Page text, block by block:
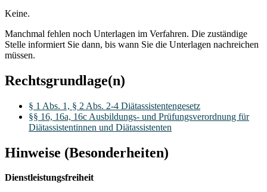
Keine.
Manchmal fehlen noch Unterlagen im Verfahren. Die zuständige
Stelle informiert Sie dann, bis wann Sie die Unterlagen nachreichen
müssen.
Rechtsgrundlage(n)
§ 1 Abs. 1, § 2 Abs. 2-4 Diätassistentengesetz
§§ 16, 16a, 16c Ausbildungs- und Prüfungsverordnung für
Diätassistentinnen und Diätassistenten
Hinweise (Besonderheiten)
Dienstleistungsfreiheit